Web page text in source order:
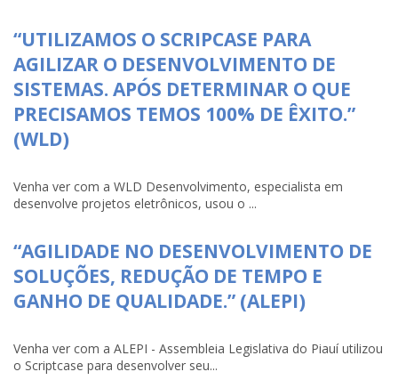
“UTILIZAMOS O SCRIPCASE PARA
AGILIZAR O DESENVOLVIMENTO DE
SISTEMAS. APÓS DETERMINAR O QUE
PRECISAMOS TEMOS 100% DE ÊXITO.”
(WLD)
Venha ver com a WLD Desenvolvimento, especialista em
desenvolve projetos eletrônicos, usou o ...
“AGILIDADE NO DESENVOLVIMENTO DE
SOLUÇÕES, REDUÇÃO DE TEMPO E
GANHO DE QUALIDADE.” (ALEPI)
Venha ver com a ALEPI - Assembleia Legislativa do Piauí utilizou
o Scriptcase para desenvolver seu...